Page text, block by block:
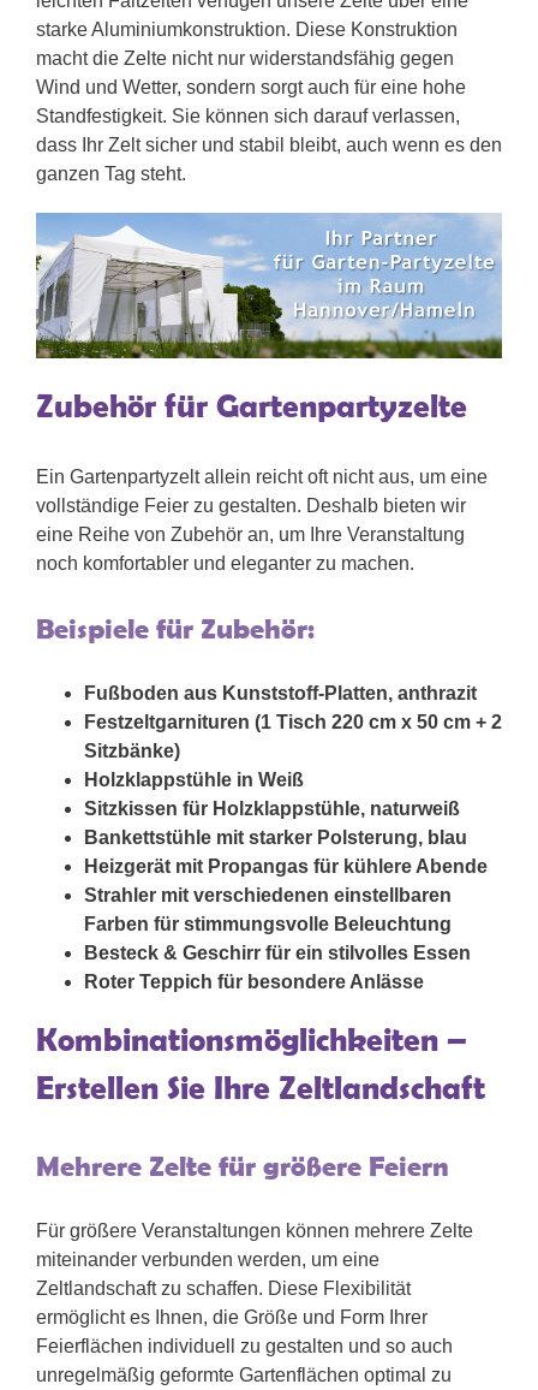
starke Aluminiumkonstruktion. Diese Konstruktion
macht die Zelte nicht nur widerstandsfähig gegen
Wind und Wetter, sondern sorgt auch für eine hohe
Standfestigkeit. Sie können sich darauf verlassen,
dass Ihr Zelt sicher und stabil bleibt, auch wenn es den
ganzen Tag steht.
Zubehör für Gartenpartyzelte
Ein Gartenpartyzelt allein reicht oft nicht aus, um eine
vollständige Feier zu gestalten. Deshalb bieten wir
eine Reihe von Zubehör an, um Ihre Veranstaltung
noch komfortabler und eleganter zu machen.
Beispiele für Zubehör:
Fußboden aus Kunststoff-Platten, anthrazit
Festzeltgarnituren (1 Tisch 220 cm x 50 cm + 2
Sitzbänke)
Holzklappstühle in Weiß
Sitzkissen für Holzklappstühle, naturweiß
Bankettstühle mit starker Polsterung, blau
Heizgerät mit Propangas für kühlere Abende
Strahler mit verschiedenen einstellbaren
Farben für stimmungsvolle Beleuchtung
Besteck & Geschirr für ein stilvolles Essen
Roter Teppich für besondere Anlässe
Kombinationsmöglichkeiten –
Erstellen Sie Ihre Zeltlandschaft
Mehrere Zelte für größere Feiern
Für größere Veranstaltungen können mehrere Zelte
miteinander verbunden werden, um eine
Zeltlandschaft zu schaffen. Diese Flexibilität
ermöglicht es Ihnen, die Größe und Form Ihrer
Feierflächen individuell zu gestalten und so auch
unregelmäßig geformte Gartenflächen optimal zu